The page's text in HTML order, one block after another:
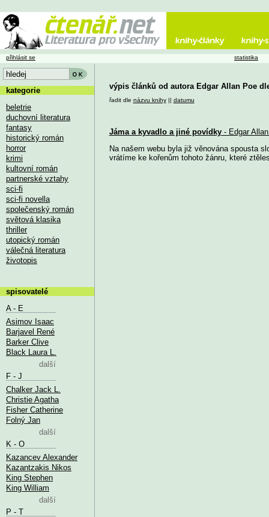
výpis článků od autora Edgar Allan Poe
řadit dle názvu knihy|| datumu
Jáma a kyvadlo a jiné povídky- Edgar
Na našem webu byla již věnována spousta
vrátíme ke kořenům tohoto žánru, které
přihlásit se statistika
kategorie
beletrie
duchovní literatura
fantasy
historický román
horror
krimi
kultovní román
partnerské vztahy
sci-fi
sci-fi novella
společenský román
světová klasika
thriller
utopický román
válečná literatura
životopis
spisovatelé
A - E
Asimov Isaac
Barjavel René
Barker Clive
Black Laura L.
další
F - J
Chalker Jack L.
Christie Agatha
Fisher Catherine
Folný Jan
další
K - O
Kazancev Alexander
Kazantzakis Nikos
King Stephen
King William
další
P - T